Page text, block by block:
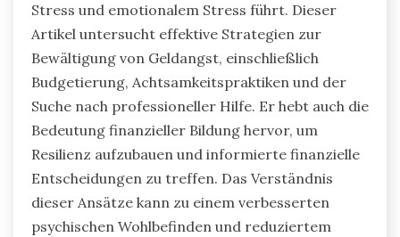
Stress und emotionalem Stress führt. Dieser
Artikel untersucht effektive Strategien zur
Bewältigung von Geldangst, einschließlich
Budgetierung, Achtsamkeitspraktiken und der
Suche nach professioneller Hilfe. Er hebt auch die
Bedeutung finanzieller Bildung hervor, um
Resilienz aufzubauen und informierte finanzielle
Entscheidungen zu treffen. Das Verständnis
dieser Ansätze kann zu einem verbesserten
psychischen Wohlbefinden und reduziertem